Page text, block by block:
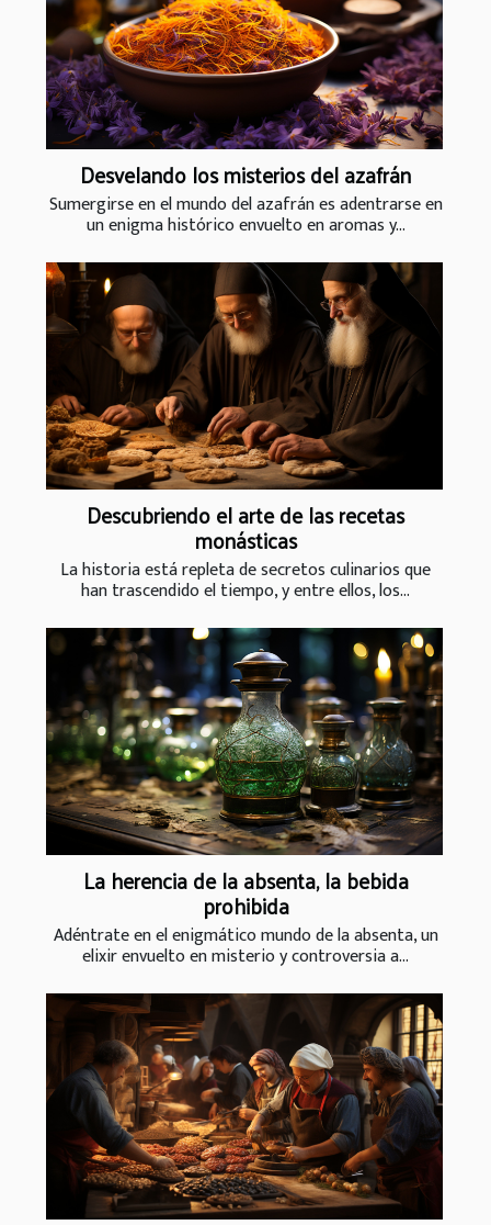
Desvelando los misterios del azafrán
Sumergirse en el mundo del azafrán es adentrarse en
un enigma histórico envuelto en aromas y...
Descubriendo el arte de las recetas
monásticas
La historia está repleta de secretos culinarios que
han trascendido el tiempo, y entre ellos, los...
La herencia de la absenta, la bebida
prohibida
Adéntrate en el enigmático mundo de la absenta, un
elixir envuelto en misterio y controversia a...